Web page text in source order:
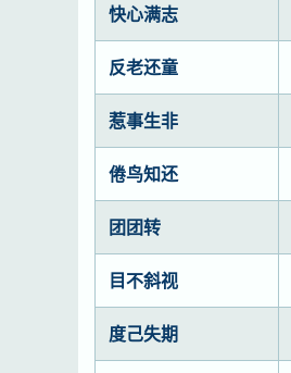
快心满志
反老还童
惹事生非
倦鸟知还
团团转
目不斜视
度己失期